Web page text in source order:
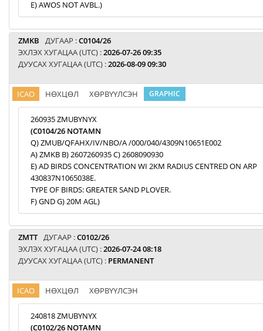
E) AWOS NOT AVBL.)
ZMKB ДУГААР :C0104/26
ЭХЛЭХ ХУГАЦАА (UTC) :2026-07-26 09:35
ДУУСАХ ХУГАЦАА (UTC) :2026-08-09 09:30
ICAO НӨХЦӨЛ ХӨРВҮҮЛСЭН GRAPHIC
260935 ZMUBYNYX
(C0104/26 NOTAMN
Q) ZMUB/QFAHX/IV/NBO/A /000/040/4309N10651E002
A) ZMKB B) 2607260935 C) 2608090930
E) AD BIRDS CONCENTRATION WI 2KM RADIUS CENTRED ON ARP
430837N1065038E.
TYPE OF BIRDS: GREATER SAND PLOVER.
F) GND G) 20M AGL)
ZMTT ДУГААР :C0102/26
ЭХЛЭХ ХУГАЦАА (UTC) :2026-07-24 08:18
ДУУСАХ ХУГАЦАА (UTC) : PERMANENT
ICAO НӨХЦӨЛ ХӨРВҮҮЛСЭН
240818 ZMUBYNYX
(C0102/26 NOTAMN